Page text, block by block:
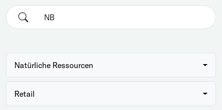
Natürliche Ressourcen
Retail